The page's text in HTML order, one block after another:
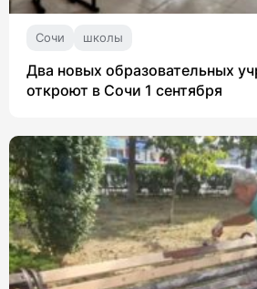
Сочи школы
Два новых образовательных
откроют в Сочи 1 сентября